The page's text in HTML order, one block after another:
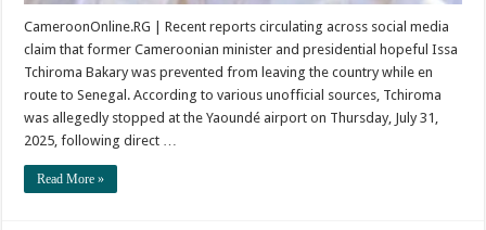
CameroonOnline.RG | Recent reports circulating across social media
claim that former Cameroonian minister and presidential hopeful Issa
Tchiroma Bakary was prevented from leaving the country while en
route to Senegal. According to various unofficial sources, Tchiroma
was allegedly stopped at the Yaoundé airport on Thursday, July 31,
2025, following direct …
Read More »